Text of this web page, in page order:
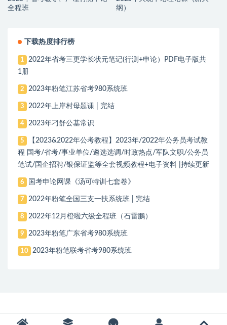
全程班
纲）
下载热度排行榜
1
2022年省考三更学长状元笔记(行测+申论）PDF电子版共
1册
2 2023年粉笔江苏省考980系统班
3 2022年上岸村母题课 | 完结
4 2023年刁舒公基常识
5
【2023&2022年公考教程】2023年/2022年公务员考试教
程 国考/省考/事业单位/遴选选调/时政热点/军队文职/公务员
笔试/国企招聘/银保证监等全套视频教程+电子资料 |持续更新
6 国考申论网课《汤可特训七套卷》
7 2022年粉笔全国三支一扶系统班 | 完结
8 2022年12月橙啦六级全程班（石雷鹏）
9 2023年粉笔广东省考980系统班
10 2023年粉笔联考省考980系统班